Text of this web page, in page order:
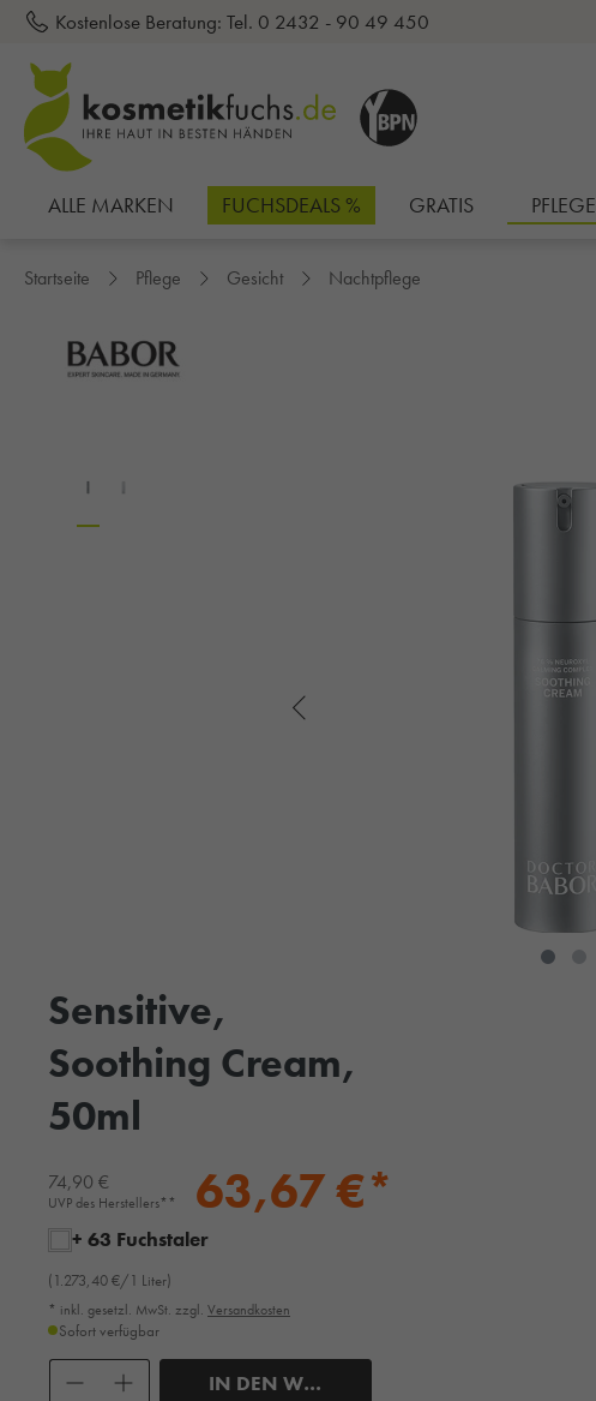
springen
Kostenlose Beratung: Tel. 0 2432 - 90 49 450
ALLE MARKEN FUCHSDEALS % GRATIS PFLEGE
Startseite Pflege Gesicht Nachtpflege
Sensitive,
Soothing Cream,
50ml
74,90 €
UVP des Herstellers** 63,67 €*
+ 63 Fuchstaler
(1.273,40 €/1 Liter)
* inkl. gesetzl. MwSt. zzgl. Versandkosten
Sofort verfügbar
IN DEN WARENKORB